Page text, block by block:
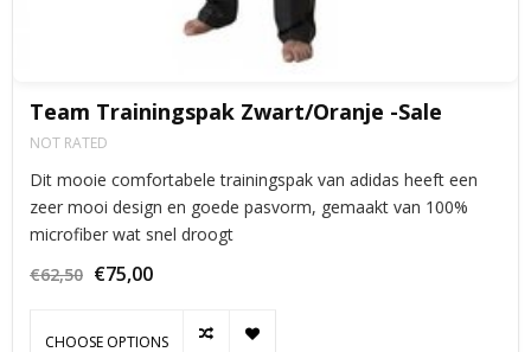
Team Trainingspak Zwart/Oranje -Sale
NOT RATED
Dit mooie comfortabele trainingspak van adidas heeft een
zeer mooi design en goede pasvorm, gemaakt van 100%
microfiber wat snel droogt
€62,50 €75,00
CHOOSE OPTIONS